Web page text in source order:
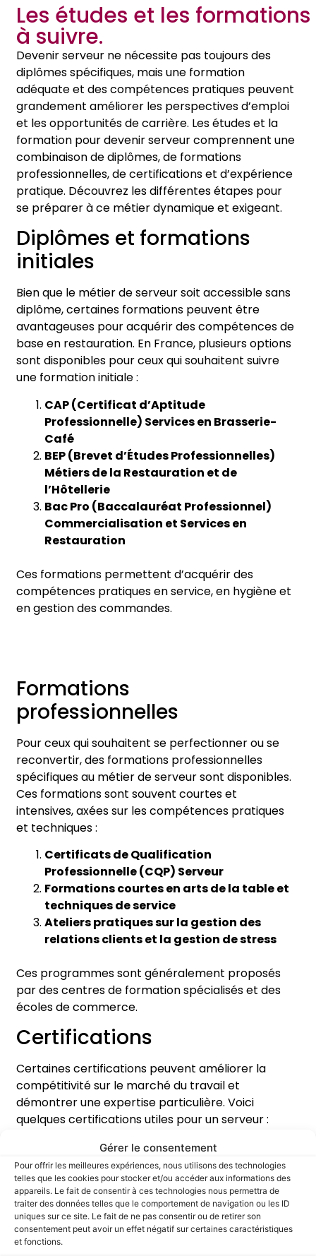
Gérer le consentement
Pour offrir les meilleures expériences, nous utilisons des technologies
telles que les cookies pour stocker et/ou accéder aux informations des
appareils. Le fait de consentir à ces technologies nous permettra de
traiter des données telles que le comportement de navigation ou les ID
uniques sur ce site. Le fait de ne pas consentir ou de retirer son
consentement peut avoir un effet négatif sur certaines caractéristiques
et fonctions.
Les études et les formations
à suivre.
Devenir serveur ne nécessite pas toujours des
diplômes spécifiques, mais une formation
adéquate et des compétences pratiques peuvent
grandement améliorer les perspectives d’emploi
et les opportunités de carrière. Les études et la
formation pour devenir serveur comprennent une
combinaison de diplômes, de formations
professionnelles, de certifications et d’expérience
pratique. Découvrez les différentes étapes pour
se préparer à ce métier dynamique et exigeant.
Diplômes et formations
initiales
Bien que le métier de serveur soit accessible sans
diplôme, certaines formations peuvent être
avantageuses pour acquérir des compétences de
base en restauration. En France, plusieurs options
sont disponibles pour ceux qui souhaitent suivre
une formation initiale :
CAP (Certificat d’Aptitude
Professionnelle) Services en Brasserie-
Café
BEP (Brevet d’Études Professionnelles)
Métiers de la Restauration et de
l’Hôtellerie
Bac Pro (Baccalauréat Professionnel)
Commercialisation et Services en
Restauration
Ces formations permettent d’acquérir des
compétences pratiques en service, en hygiène et
en gestion des commandes.
Formations
professionnelles
Pour ceux qui souhaitent se perfectionner ou se
reconvertir, des formations professionnelles
spécifiques au métier de serveur sont disponibles.
Ces formations sont souvent courtes et
intensives, axées sur les compétences pratiques
et techniques :
Certificats de Qualification
Professionnelle (CQP) Serveur
Formations courtes en arts de la table et
techniques de service
Ateliers pratiques sur la gestion des
relations clients et la gestion de stress
Ces programmes sont généralement proposés
par des centres de formation spécialisés et des
écoles de commerce.
Certifications
Certaines certifications peuvent améliorer la
compétitivité sur le marché du travail et
démontrer une expertise particulière. Voici
quelques certifications utiles pour un serveur :
Certificat HACCP (Hazard Analysis
Critical Control Point)pour la sécurité
alimentaire
Certificat de Sommelleriepour les
serveurs travaillant dans des établissements
spécialisés en vins
Certificat en Mixologie